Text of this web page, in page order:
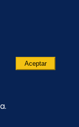
Aceptar